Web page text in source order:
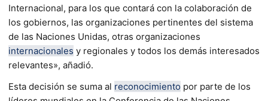
Internacional, para los que contará con la colaboración de
los gobiernos, las organizaciones pertinentes del sistema
de las Naciones Unidas, otras organizaciones
internacionales y regionales y todos los demás interesados
relevantes», añadió.
Esta decisión se suma al reconocimiento por parte de los